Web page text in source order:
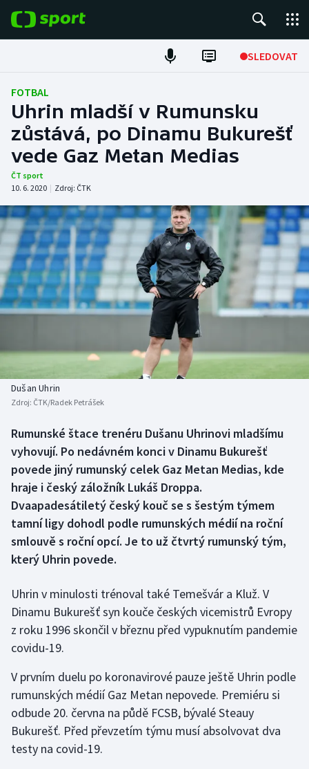
SLEDOVAT
ME v atletice
ME v plavání
Fotbal
Hokej
Tenis
DALŠÍ SPORTY
Americký fotbal
Baseball a softbal
Basketbal
Boby a skeleton
Box
Curling
Cyklistika
Florbal
Futsal
Golf
Gymnastika
Házená
NEPŘEHLÉDNĚTE
Historické návraty
Aplikace ČT sport
FOTBAL
Uhrin mladší v Rumunsku
zůstává, po Dinamu Bukurešť
vede Gaz Metan Medias
ČT sport
10. 6. 2020 | Zdroj: ČTK
Dušan Uhrin
Zdroj: ČTK/Radek Petrášek
Rumunské štace trenéru Dušanu Uhrinovi mladšímu
vyhovují. Po nedávném konci v Dinamu Bukurešť
povede jiný rumunský celek Gaz Metan Medias, kde
hraje i český záložník Lukáš Droppa.
Dvaapadesátiletý český kouč se s šestým týmem
tamní ligy dohodl podle rumunských médií na roční
smlouvě s roční opcí. Je to už čtvrtý rumunský tým,
který Uhrin povede.
Uhrin v minulosti trénoval také Temešvár a Kluž. V
Dinamu Bukurešť syn kouče českých vicemistrů Evropy
z roku 1996 skončil v březnu před vypuknutím pandemie
covidu-19.
V prvním duelu po koronavirové pauze ještě Uhrin podle
rumunských médií Gaz Metan nepovede. Premiéru si
odbude 20. června na půdě FCSB, bývalé Steauy
Bukurešť. Před převzetím týmu musí absolvovat dva
testy na covid-19.